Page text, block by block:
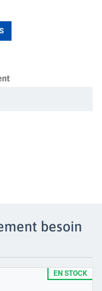
besoin
EN STOCK